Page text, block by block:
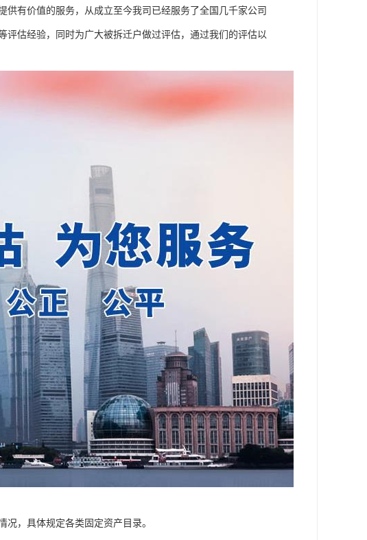
有价值的服务，从成立至今我司已经服务了全国几千家公司
估经验，同时为广大被拆迁户做过评估，通过我们的评估以
，具体规定各类固定资产目录。